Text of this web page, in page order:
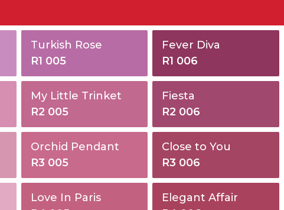
Cat Pelapis Batu Alam
Turkish Rose
R1 005
Fever Diva
R1 006
My Little Trinket
R2 005
Fiesta
R2 006
Orchid Pendant
R3 005
Close to You
R3 006
Love In Paris
Elegant Affair